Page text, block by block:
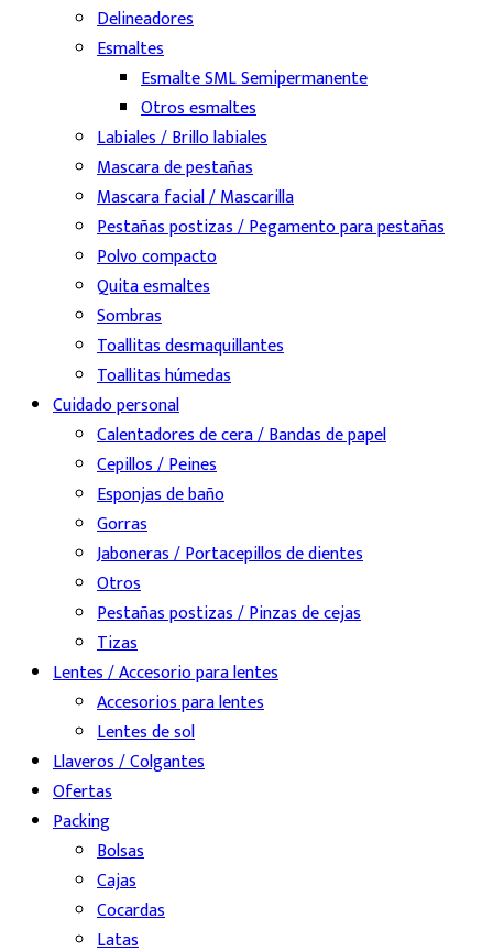
Delineadores
Esmaltes
Esmalte SML Semipermanente
Otros esmaltes
Labiales / Brillo labiales
Mascara de pestañas
Mascara facial / Mascarilla
Pestañas postizas / Pegamento para pestañas
Polvo compacto
Quita esmaltes
Sombras
Toallitas desmaquillantes
Toallitas húmedas
Cuidado personal
Calentadores de cera / Bandas de papel
Cepillos / Peines
Esponjas de baño
Gorras
Jaboneras / Portacepillos de dientes
Otros
Pestañas postizas / Pinzas de cejas
Tizas
Lentes / Accesorio para lentes
Accesorios para lentes
Lentes de sol
Llaveros / Colgantes
Ofertas
Packing
Bolsas
Cajas
Cocardas
Latas